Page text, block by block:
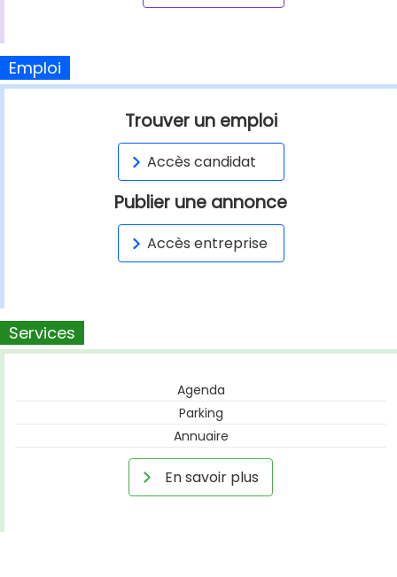
Emploi
Trouver un emploi
Accès candidat
Publier une annonce
Accès entreprise
Services
Agenda
Parking
Annuaire
En savoir plus